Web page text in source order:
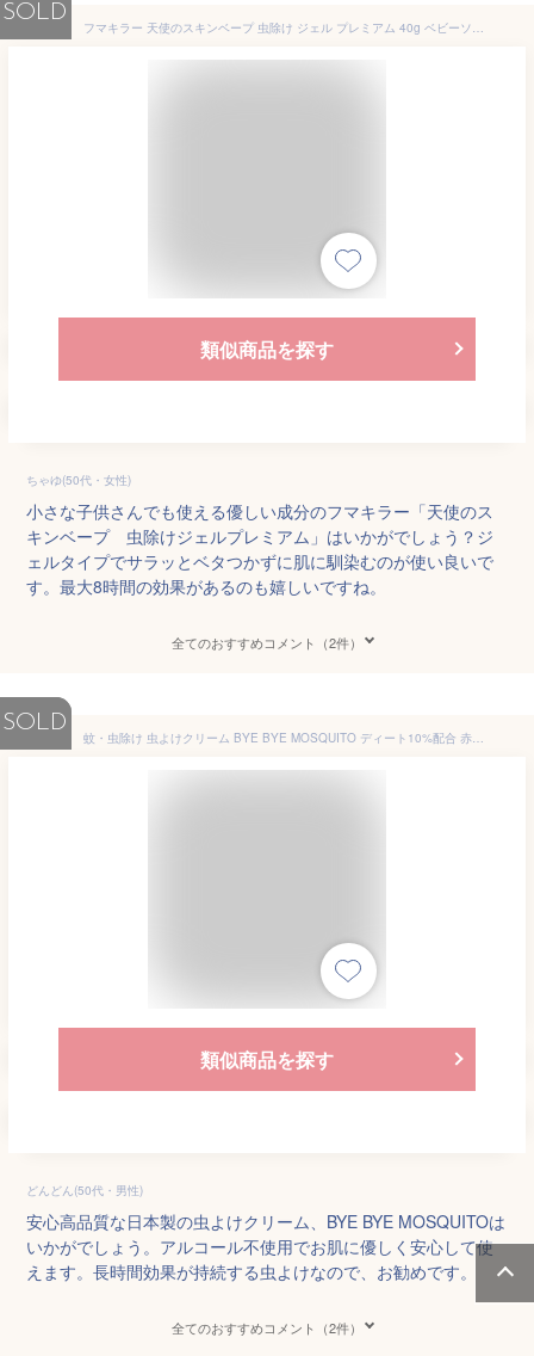
SOLD
フマキラー 天使のスキンベープ 虫除け ジェル プレミアム 40g ベビーソープの香り
類似商品を探す
ちゃゆ(50代・女性)
小さな子供さんでも使える優しい成分のフマキラー「天使のス
キンベープ 虫除けジェルプレミアム」はいかがでしょう？ジ
ェルタイプでサラッとベタつかずに肌に馴染むのが使い良いで
す。最大8時間の効果があるのも嬉しいですね。
全てのおすすめコメント（2件）
SOLD
蚊・虫除け 虫よけクリーム BYE BYE MOSQUITO ディート10%配合 赤ちゃん ベビー 子供 アウトドア 蚊除け 蚊除けクリーム ハッカ・ゼラニウム・シトラスの香り アルコール不使用 日本製
類似商品を探す
どんどん(50代・男性)
安心高品質な日本製の虫よけクリーム、BYE BYE MOSQUITOは
いかがでしょう。アルコール不使用でお肌に優しく安心して使
えます。長時間効果が持続する虫よけなので、お勧めです。
全てのおすすめコメント（2件）